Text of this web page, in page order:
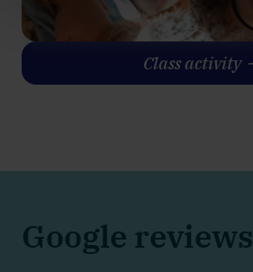
Class activity
Google reviews